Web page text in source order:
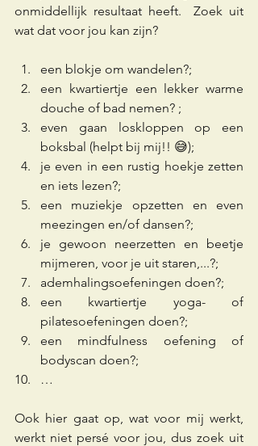
onmiddellijk resultaat heeft.  Zoek uit
wat dat voor jou kan zijn?
een blokje om wandelen?;
een kwartiertje een lekker warme
douche of bad nemen? ;
even gaan loskloppen op een
boksbal (helpt bij mij!! 😅);
je even in een rustig hoekje zetten
en iets lezen?;
een muziekje opzetten en even
meezingen en/of dansen?;
je gewoon neerzetten en beetje
mijmeren, voor je uit staren,...?;
ademhalingsoefeningen doen?;
een kwartiertje yoga- of
pilatesoefeningen doen?;
een mindfulness oefening of
bodyscan doen?;
…
Ook hier gaat op, wat voor mij werkt,
werkt niet persé voor jou, dus zoek uit